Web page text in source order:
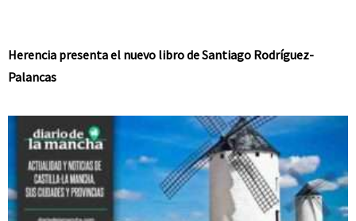
Herencia presenta el nuevo libro de Santiago Rodríguez-
Palancas